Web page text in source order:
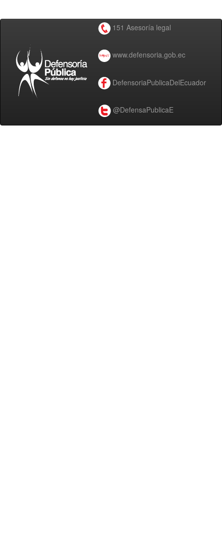
151 Asesoría legal
www.defensoria.gob.ec
DefensoriaPublicaDelEcuador
@DefensaPublicaE